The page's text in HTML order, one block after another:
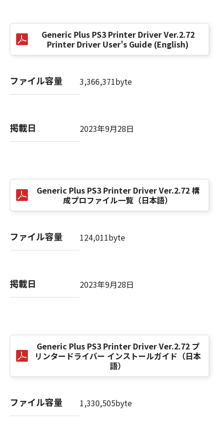
(4) お客様は、上記(3)によって本契約書が終了
した場合、速やかに、「本ソフトウェア」およ
びその複製物のすべてを廃棄または消去するも
(5) 上記にかかわらず、本契約書第2条、第4条
から第7条まで、第8条第4項および第10条の規
定は、本契約書の終了後も効力を有します。
NOTICE
“米国政府エンドユーザー”とは、米国政府の機
用されます：The SOFTWARE is a "commercial
item," as that term is defined at 48 C.F.R.
2.101 (Oct 1995), consisting of "commercial
computer software" and "commercial
terms are used in 48 C.F.R. 12.212 (Sept 1995).
Consistent with 48 C.F.R. 12.212 and 48 C.F.R.
the SOFTWARE with only those rights set
forth herein. The manufacturer is Canon
本条項中で使用される"the SOFTWARE"とは、
本契約書中で定義される「本ソフトウェア」を
意味し、指し示すものとします。
10．分離可能性
律により無効であると決定された場合でも、そ
の他の条項は完全に有効に存続するものとしま
Generic Plus PS3 Printer Driver Ver.2.72
Printer Driver User's Guide (English)
ファイル容量 3,366,371byte
掲載日 2023年9月28日
Generic Plus PS3 Printer Driver Ver.2.72 構
成プロファイル一覧（日本語）
ファイル容量 124,011byte
掲載日 2023年9月28日
Generic Plus PS3 Printer Driver Ver.2.72 プ
リンタードライバー インストールガイド（日本
語）
ファイル容量 1,330,505byte